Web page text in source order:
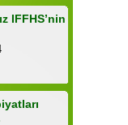
IFFHS’nin